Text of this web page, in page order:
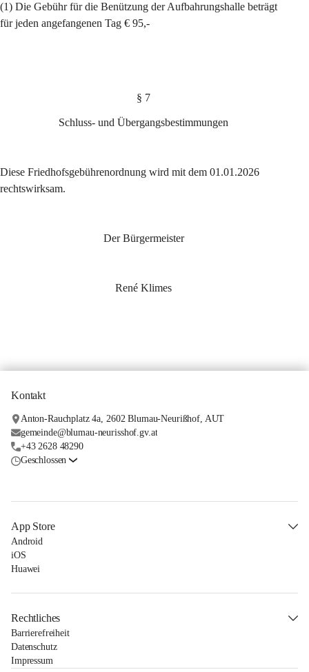
(1) Die Gebühr für die Benützung der Aufbahrungshalle beträgt
für jeden angefangenen Tag € 95,-
§ 7
Schluss- und Übergangsbestimmungen
Diese Friedhofsgebührenordnung wird mit dem 01.01.2026
rechtswirksam.
Der Bürgermeister
René Klimes
Kontakt
Anton-Rauchplatz 4a, 2602 Blumau-Neurißhof, AUT
gemeinde@blumau-neurisshof.gv.at
+43 2628 48290
Geschlossen
App Store
Android
iOS
Huawei
Rechtliches
Barrierefreiheit
Datenschutz
Impressum